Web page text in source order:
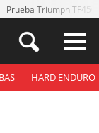
Prueba Triumph
HARD ENDURO